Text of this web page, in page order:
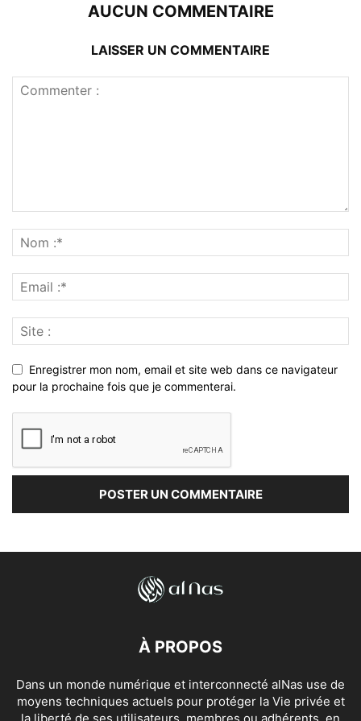
AUCUN COMMENTAIRE
LAISSER UN COMMENTAIRE
Enregistrer mon nom, email et site web dans ce navigateur
pour la prochaine fois que je commenterai.
À PROPOS
Dans un monde numérique et interconnecté alNas use de
moyens techniques actuels pour protéger la Vie privée et